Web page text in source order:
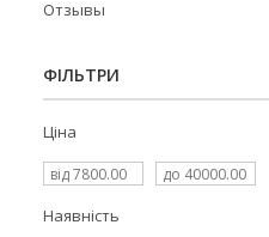
Отзывы
ФІЛЬТРИ
Ціна
Наявність